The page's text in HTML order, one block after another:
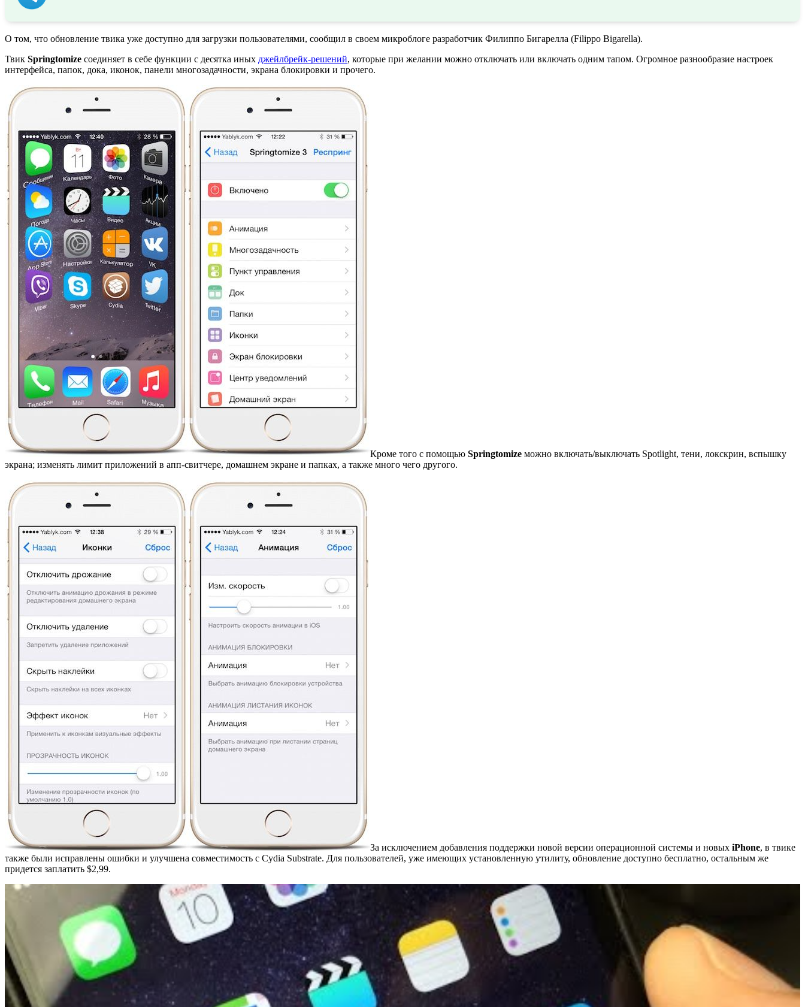
О том, что обновление твика уже доступно для загрузки пользователями, сообщил в своем микроблоге разработчик Филиппо Бигарелла (Filippo Bigarella).
Твик Springtomize соединяет в себе функции с десятка иных джейлбрейк-решений, которые при желании можно отключать или включать одним тапом. Огромное разнообразие настроек
интерфейса, папок, дока, иконок, панели многозадачности, экрана блокировки и прочего.
Кроме того с помощью Springtomize можно включать/выключать Spotlight, тени, локскрин, вспышку
экрана; изменять лимит приложений в апп-свитчере, домашнем экране и папках, а также много чего другого.
За исключением добавления поддержки новой версии операционной системы и новых iPhone, в твике
также были исправлены ошибки и улучшена совместимость с Cydia Substrate. Для пользователей, уже имеющих установленную утилиту, обновление доступно бесплатно, остальным же
придется заплатить $2,99.